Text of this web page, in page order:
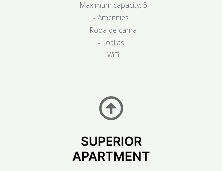
- Maximum capacity: 5
- Amenities
- Ropa de cama
- Toallas
- WiFi
SUPERIOR
APARTMENT